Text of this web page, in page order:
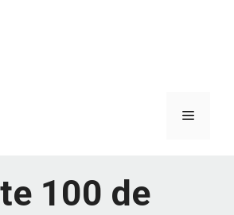
Meniu
100 de